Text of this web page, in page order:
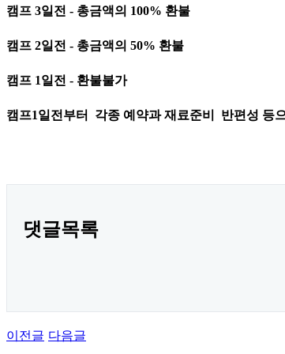
캠프 3일전 - 총금액의 100% 환불
캠프 2일전 - 총금액의 50% 환불
캠프 1일전 - 환불불가
캠프1일전부터 각종 예약과 재료준비 반편성 등
댓글목록
이전글 다음글